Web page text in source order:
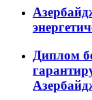
Диплом